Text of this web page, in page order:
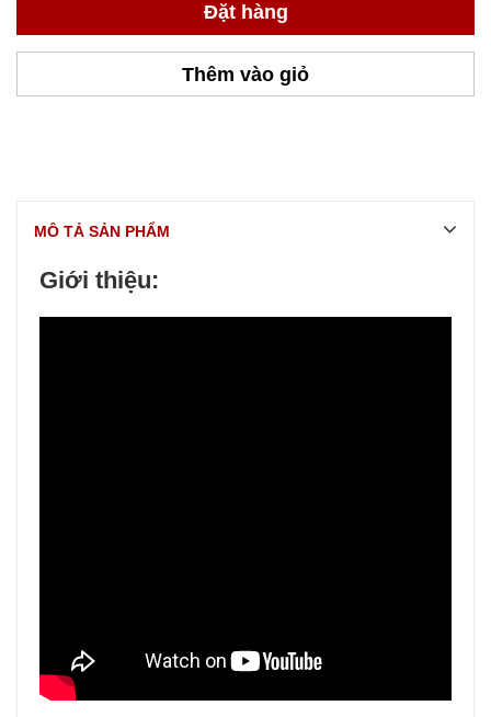
Đặt hàng
Thêm vào giỏ
MÔ TẢ SẢN PHẨM
Giới thiệu: